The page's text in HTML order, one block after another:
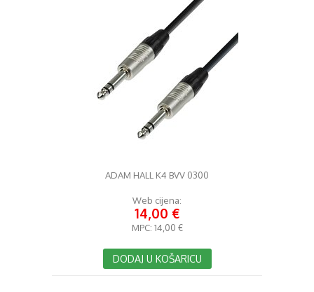
ADAM HALL K4 BVV 0300
Web cijena:
14,00 €
MPC: 14,00 €
DODAJ U KOŠARICU